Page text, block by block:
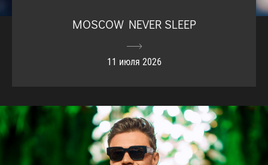
MOSCOW NEVER SLEEP
11 июля 2026